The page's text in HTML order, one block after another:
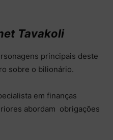
Tavakoli
principais deste
sobre o bilionário.
em finanças
abordam obrigações